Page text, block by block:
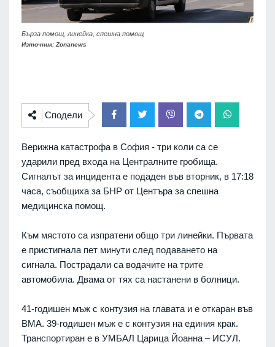
Бърза помощ, линейка, спешна помощ
Източник: Zonanews
Сподели
Верижна катастрофа в София - три коли са се
ударили пред входа на Централните гробища.
Сигналът за инцидента е подаден във вторник, в 17:18
часа, съобщиха за БНР от Центъра за спешна
медицинска помощ.
Към мястото са изпратени общо три линейки. Първата
е пристигнала пет минути след подаването на
сигнала. Пострадали са водачите на трите
автомобила. Двама от тях са настанени в болници.
41-годишен мъж с контузия на главата и е откаран във
ВМА. 39-годишен мъж е с контузия на единия крак.
Транспортиран е в УМБАЛ Царица Йоанна – ИСУЛ.